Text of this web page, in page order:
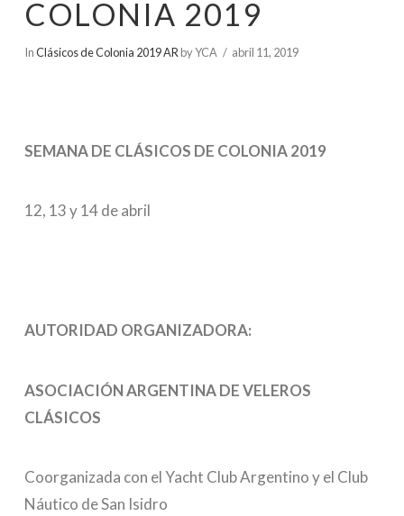
COLONIA 2019
InClásicos de Colonia 2019 AR by YCA abril 11, 2019
SEMANA DE CLÁSICOS DE COLONIA 2019
12, 13 y 14 de abril
AUTORIDAD ORGANIZADORA:
ASOCIACIÓN ARGENTINA DE VELEROS
CLÁSICOS
Coorganizada con el Yacht Club Argentino y el Club
Náutico de San Isidro